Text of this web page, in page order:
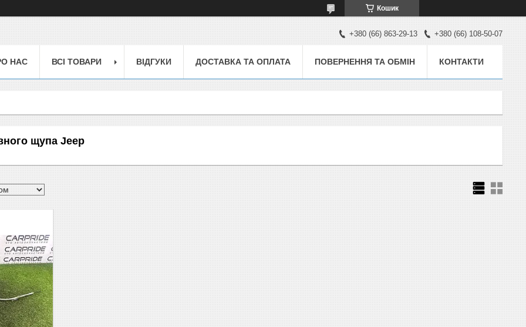
Кошик
+380 (66) 863-29-13 +380 (66) 108-50-07
НАС ВСІ ТОВАРИ ВІДГУКИ ДОСТАВКА ТА ОПЛАТА ПОВЕРНЕННЯ ТА ОБМІН КОНТАКТИ
щупа Jeep